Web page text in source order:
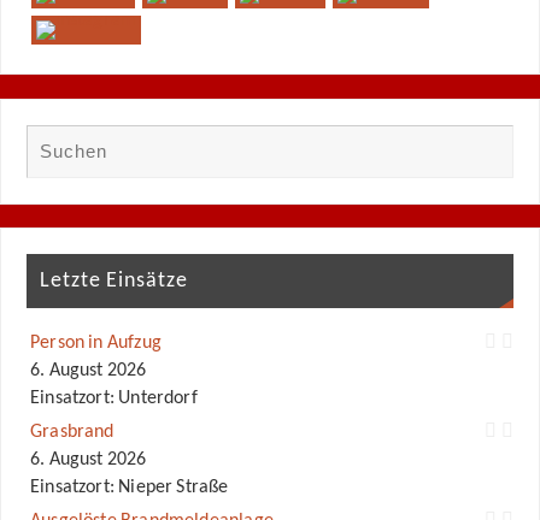
Letzte Einsätze
Person in Aufzug
6. August 2026
Einsatzort: Unterdorf
Grasbrand
6. August 2026
Einsatzort: Nieper Straße